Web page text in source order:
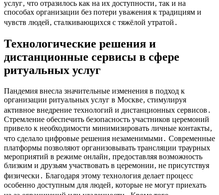
услуг‚ что отразилось как на их доступности‚ так и на
способах организации без потери уважения к традициям и
чувств людей‚ сталкивающихся с тяжёлой утратой․
Технологические решения и
дистанционные сервисы в сфере
ритуальных услуг
Пандемия внесла значительные изменения в подход к
организации ритуальных услуг в Москве‚ стимулируя
активное внедрение технологий и дистанционных сервисов․
Стремление обеспечить безопасность участников церемоний
привело к необходимости минимизировать личные контакты‚
что сделало цифровые решения незаменимыми․ Современные
платформы позволяют организовывать трансляции траурных
мероприятий в режиме онлайн‚ предоставляя возможность
близким и друзьям участвовать в церемонии‚ не присутствуя
физически․ Благодаря этому технология делает процесс
особенно доступным для людей‚ которые не могут приехать